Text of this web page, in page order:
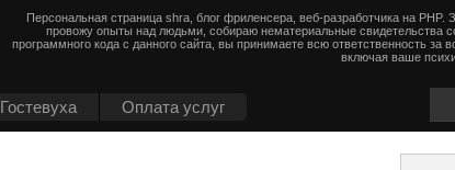
Гостевуха Оплата услуг
Персональная страница shra, блог фриленсера, веб-разработчика на
провожу опыты над людьми, собираю нематериальные свидетельства
программного кода с данного сайта, вы принимаете всю ответственность за
включая ваше